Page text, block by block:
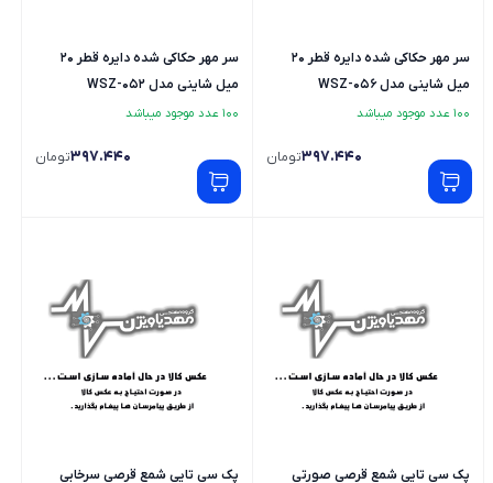
سر مهر حکاکی شده دایره قطر 20
میل شاینی مدل WSZ-056
100 عدد موجود میباشد
397.440تومان
سر مهر حکاکی شده دایره قطر 20
میل شاینی مدل WSZ-052
100 عدد موجود میباشد
397.440تومان
پک سی تایی شمع قرصی صورتی
پک سی تایی شمع قرصی سرخابی